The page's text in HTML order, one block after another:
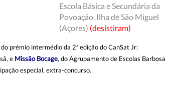
Escola Básica e Secundária da
Povoação, Ilha de São Miguel
(Açores) (desistiram)
prémio intermédio da 2ª edição do CanSat Jr:
e Missão Bocage, do Agrupamento de Escolas Barbosa
especial, extra-concurso.